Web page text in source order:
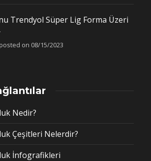
Trendyol Süper Lig Forma Üzeri
posted on 08/15/2023
Nedir?
Çeşitleri Nelerdir?
İnfografikleri